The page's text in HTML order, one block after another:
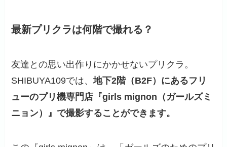
最新プリクラは何階で撮れる？
友達との思い出作りにかかせないプリクラ。
SHIBUYA109では、地下2階（B2F）にあるフリ
ューのプリ機専門店『girls mignon（ガールズミ
ニョン）』で撮影することができます。